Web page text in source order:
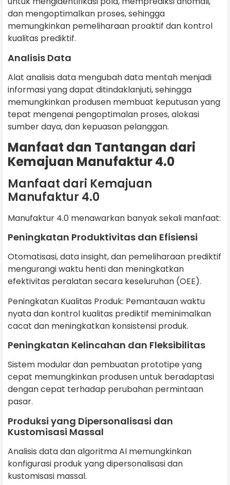
dan mengoptimalkan proses, sehingga
memungkinkan pemeliharaan proaktif dan kontrol
kualitas prediktif.
Analisis Data
Alat analisis data mengubah data mentah menjadi
informasi yang dapat ditindaklanjuti, sehingga
memungkinkan produsen membuat keputusan yang
tepat mengenai pengoptimalan proses, alokasi
sumber daya, dan kepuasan pelanggan.
Manfaat dan Tantangan dari
Kemajuan Manufaktur 4.0
Manfaat dari Kemajuan
Manufaktur 4.0
Manufaktur 4.0 menawarkan banyak sekali manfaat:
Peningkatan Produktivitas dan Efisiensi
Otomatisasi, data insight, dan pemeliharaan prediktif
mengurangi waktu henti dan meningkatkan
efektivitas peralatan secara keseluruhan (OEE).
Peningkatan Kualitas Produk: Pemantauan waktu
nyata dan kontrol kualitas prediktif meminimalkan
cacat dan meningkatkan konsistensi produk.
Peningkatan Kelincahan dan Fleksibilitas
Sistem modular dan pembuatan prototipe yang
cepat memungkinkan produsen untuk beradaptasi
dengan cepat terhadap perubahan permintaan
pasar.
Produksi yang Dipersonalisasi dan
Kustomisasi Massal
Analisis data dan algoritma AI memungkinkan
konfigurasi produk yang dipersonalisasi dan
kustomisasi massal.